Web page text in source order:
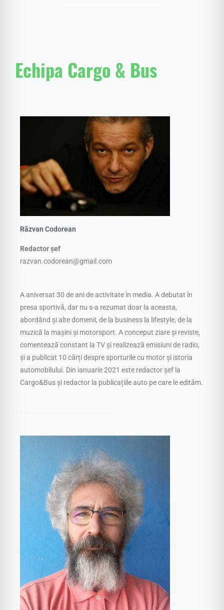
Echipa Cargo & Bus
Răzvan Codorean
Redactor șef
razvan.codorean@gmail.com
A aniversat 30 de ani de activitate în media. A debutat în
presa sportivă, dar nu s-a rezumat doar la aceasta,
abordând și alte domenii, de la business la lifestyle, de la
muzică la mașini și motorsport. A conceput ziare și reviste,
comentează constant la TV și realizează emisiuni de radio,
și a publicat 10 cărți despre sporturile cu motor și istoria
automobilului. Din ianuarie 2021 este redactor șef la
Cargo&Bus și redactor la publicațiile auto pe care le edităm.